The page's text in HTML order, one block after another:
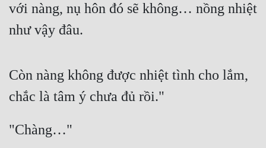
với nàng, nụ hôn đó sẽ không… nồng nhiệt
như vậy đâu.
Còn nàng không được nhiệt tình cho lắm,
chắc là tâm ý chưa đủ rồi."
"Chàng…"